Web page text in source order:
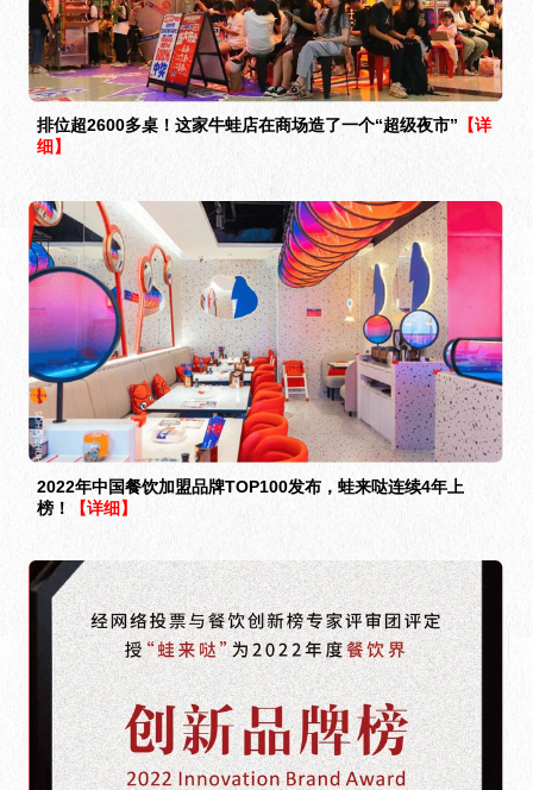
排位超2600多桌！这家牛蛙店在商场造了一个“超级夜市” 【详
细】
2022年中国餐饮加盟品牌TOP100发布，蛙来哒连续4年上
榜！
【详细】